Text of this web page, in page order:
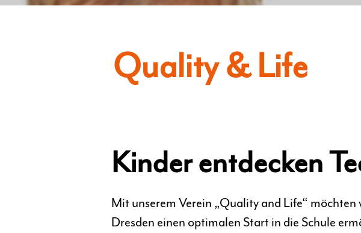
Quality & Life
Kinder entdecken
Mit unserem Verein „Quality and Life“
Dresden einen optimalen Start in die Schule